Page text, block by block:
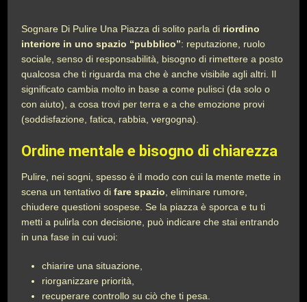
Sognare Di Pulire Una Piazza di solito parla di riordino
interiore in uno spazio “pubblico”: reputazione, ruolo
sociale, senso di responsabilità, bisogno di rimettere a posto
qualcosa che ti riguarda ma che è anche visibile agli altri. Il
significato cambia molto in base a come pulisci (da solo o
con aiuto), a cosa trovi per terra e a che emozione provi
(soddisfazione, fatica, rabbia, vergogna).
Ordine mentale e bisogno di chiarezza
Pulire, nei sogni, spesso è il modo con cui la mente mette in
scena un tentativo difare spazio , eliminare rumore,
chiudere questioni sospese. Se la piazza è sporca e tu ti
metti a pulirla con decisione, può indicare che stai entrando
in una fase in cui vuoi:
chiarire una situazione,
riorganizzare priorità,
recuperare controllo su ciò che ti pesa.